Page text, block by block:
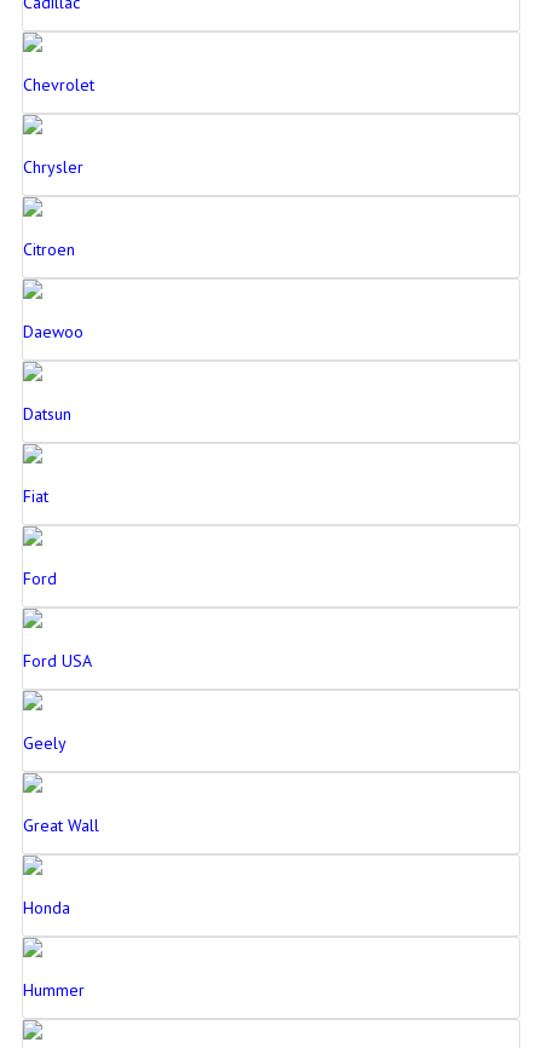
Chevrolet
Chrysler
Citroen
Daewoo
Datsun
Fiat
Ford
Ford USA
Geely
Great Wall
Honda
Hummer